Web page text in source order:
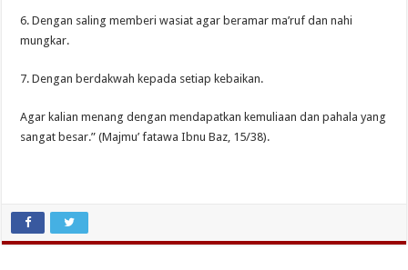
6. Dengan saling memberi wasiat agar beramar ma’ruf dan nahi
mungkar.
7. Dengan berdakwah kepada setiap kebaikan.
Agar kalian menang dengan mendapatkan kemuliaan dan pahala yang
sangat besar.” (Majmu’ fatawa Ibnu Baz, 15/38).